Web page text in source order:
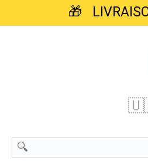
🎁